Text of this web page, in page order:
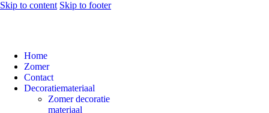
Skip to content Skip to footer
Home
Zomer
Contact
Decoratiemateriaal
Zomer decoratie
materiaal